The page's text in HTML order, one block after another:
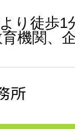
り徒歩
機関、